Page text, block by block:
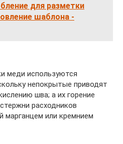
для разметки
шаблона -
меди используются
непокрытые приводят
шва; а их горение
расходников
марганцем или кремнием